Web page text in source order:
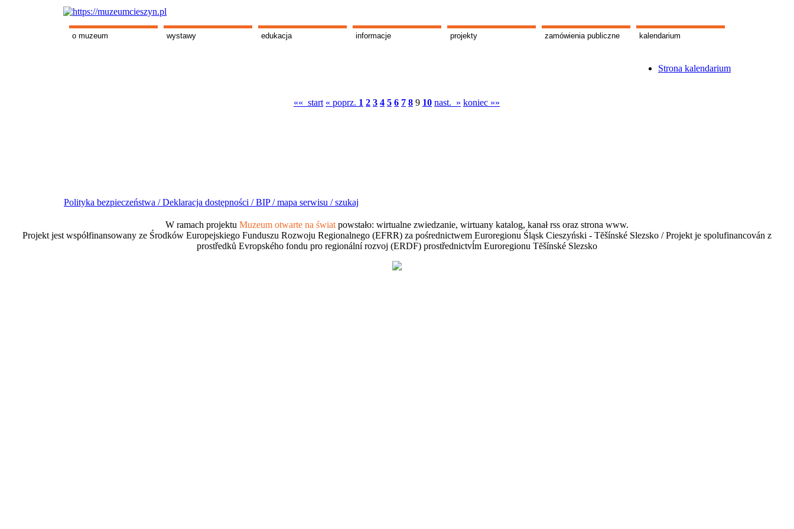
o muzeum wystawy edukacja informacje projekty zamówienia publiczne kalendarium
Strona kalendarium
«« start « poprz. 1 2 3 4 5 6 7 8 9 10 nast. » koniec »»
Polityka bezpieczeństwa /Deklaracja dostępności /BIP /mapa serwisu /szukaj
W ramach projektu Muzeum otwarte na świat powstało: wirtualne zwiedzanie, wirtuany katalog, kanał rss oraz strona www.
Projekt jest współfinansowany ze Środków Europejskiego Funduszu Rozwoju Regionalnego (EFRR) za pośrednictwem Euroregionu Śląsk Cieszyński - Tĕšínské Slezsko / Projekt je spolufinancován z
prostředků Evropského fondu pro regionální rozvoj (ERDF) prostřednictvĺm Euroregionu Tĕšínské Slezsko